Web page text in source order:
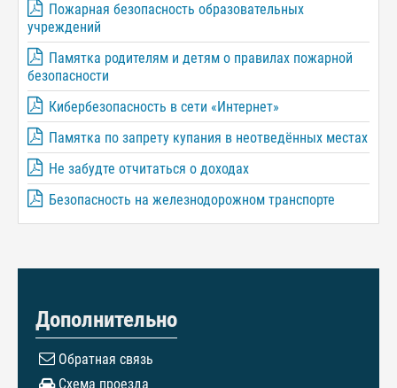
Пожарная безопасность образовательных
учреждений
Памятка родителям и детям о правилах пожарной
безопасности
Кибербезопасность в сети «Интернет»
Памятка по запрету купания в неотведённых местах
Не забудте отчитаться о доходах
Безопасность на железнодорожном транспорте
Дополнительно
Обратная связь
Схема проезда